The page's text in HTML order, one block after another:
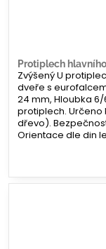
Protiplech
Zvýšený U
dveře s
24 mm, Hloubka
protiplech. Určeno
dřevo).
Orientace dle din